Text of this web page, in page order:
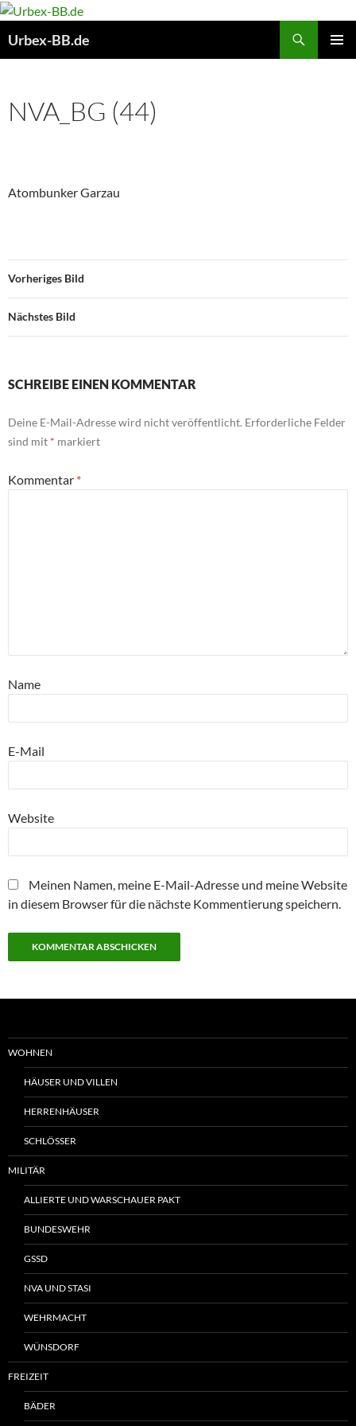
Urbex-BB.de
NVA_BG (44)
Atombunker Garzau
Vorheriges Bild
Nächstes Bild
SCHREIBE EINEN KOMMENTAR
Deine E-Mail-Adresse wird nicht veröffentlicht. Erforderliche Felder
sind mit * markiert
Kommentar *
Name
E-Mail
Website
Meinen Namen, meine E-Mail-Adresse und meine Website
in diesem Browser für die nächste Kommentierung speichern.
WOHNEN
HÄUSER UND VILLEN
HERRENHÄUSER
SCHLÖSSER
MILITÄR
ALLIERTE UND WARSCHAUER PAKT
BUNDESWEHR
GSSD
NVA UND STASI
WEHRMACHT
WÜNSDORF
FREIZEIT
BÄDER